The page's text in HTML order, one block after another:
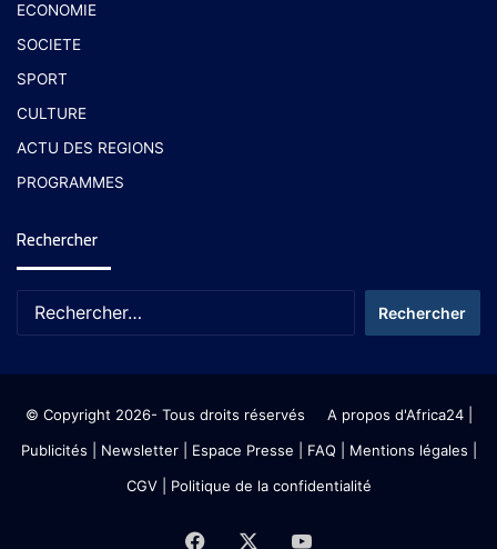
ECONOMIE
SOCIETE
SPORT
CULTURE
ACTU DES REGIONS
PROGRAMMES
Rechercher
© Copyright 2026- Tous droits réservés A propos d'Africa24|
Publicités
Newsletter| Espace Presse | FAQ | Mentions légales
CGV| Politique de la confidentialité